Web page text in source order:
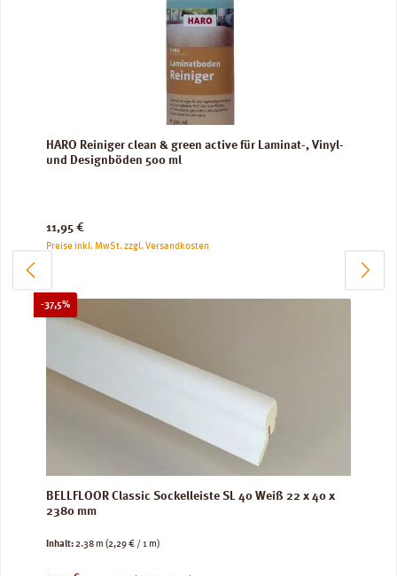
HARO Reiniger clean & green active für Laminat-, Vinyl-
und Designböden 500 ml
Regulärer Preis:
11,95 €
Preise inkl. MwSt. zzgl. Versandkosten
-37,5%Rabatt
BELLFLOOR Classic Sockelleiste SL 40 Weiß 22 x 40 x
2380 mm
Inhalt:2.38 m (2,29 € / 1 m)